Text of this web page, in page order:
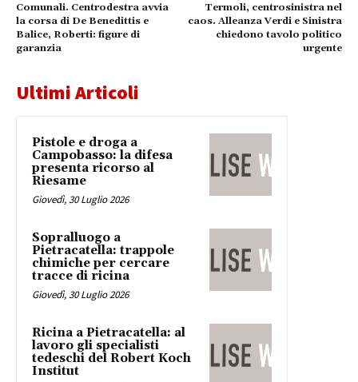
Comunali. Centrodestra avvia
la corsa di De Benedittis e
Balice, Roberti: figure di
garanzia
Termoli, centrosinistra nel
caos. Alleanza Verdi e Sinistra
chiedono tavolo politico
urgente
Ultimi Articoli
Pistole e droga a
Campobasso: la difesa
presenta ricorso al
Riesame
Giovedì, 30 Luglio 2026
Sopralluogo a
Pietracatella: trappole
chimiche per cercare
tracce di ricina
Giovedì, 30 Luglio 2026
Ricina a Pietracatella: al
lavoro gli specialisti
tedeschi del Robert Koch
Institut